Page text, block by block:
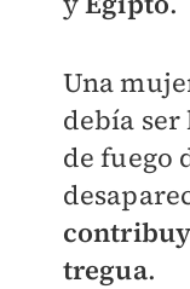
Una
debía ser
de fuego
tregua.